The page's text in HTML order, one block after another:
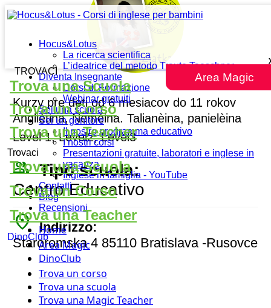
Hocus&Lotus
La ricerca scientifica
L’ideatrice del metodo Traute Taeschner
Diventa Insegnante
Corsi di Formazione
Webinar gratuiti
Sei una scuola
Sei un genitore
Il nostro programma educativo
I nostri corsi
Presentazioni gratuite, laboratori e inglese in
vacanza
Inglese in famiglia - YouTube
Contatti
Blog
Recensioni
Home
Area Magic
DinoClub
Trova un corso
Trova una scuola
Trova una Magic Teacher
Area Magic
TROVACI
Trova una Scuola
Trova un Corso
Trova una Teacher
Trovaci
Trova una Scuola
Trova un Corso
Trova una Teacher
DinoClub
Havava
Kurzy pre deti od 6 mesiacov do 11 rokov
Angliètina, Nemèina. Talianèina, panielèina
Level 1, Level2, Level3
people_outline Tipo scuola:
Centro Educativo
place Indirizzo:
Staroromska 4 85110 Bratislava -Rusovce